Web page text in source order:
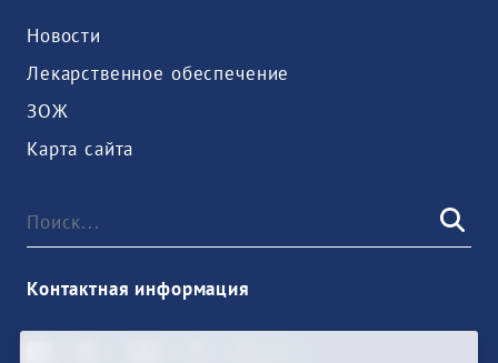
Новости
Лекарственное обеспечение
ЗОЖ
Карта сайта
Контактная информация